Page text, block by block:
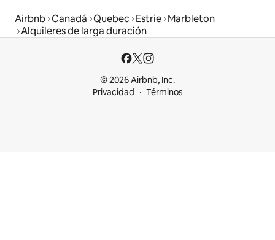
Airbnb Canadá Quebec Estrie Marbleton
Alquileres de larga duración
© 2026 Airbnb, Inc.
Privacidad
Términos